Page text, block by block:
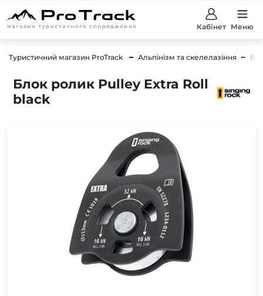
Кабінет Меню
Туристичний магазин ProTrack Альпінізм та скелелазіння
Блок ролик Pulley Extra Roll
black